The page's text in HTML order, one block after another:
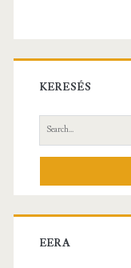
KERESÉS
Search
for:
EERA